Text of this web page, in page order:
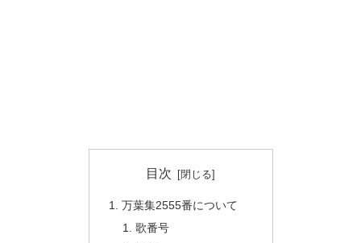
目次
万葉集2555番について
歌番号